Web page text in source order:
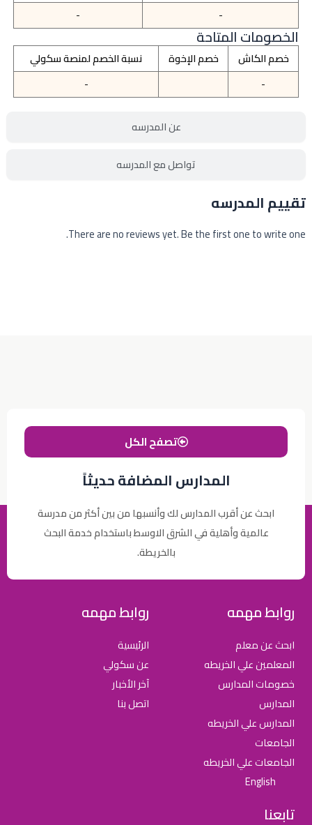
عن المدرسه
تواصل مع المدرسه
-
-
الخصومات المتاحة
خصم الكاش خصم الإخوة
نسبة الخصم لمنصة سكولي
-
-
تقييم المدرسه
There are no reviews yet. Be the first one to write one.
المدارس المضافة حديثاً
ابحث عن أقرب المدارس لك وأنسبها من بين أكثر من مدرسة
عالمية وأهلية في الشرق الاوسط باستخدام خدمة البحث
بالخريطة.
تصفح الكل
روابط مهمه
ابحث عن معلم
المعلمين علي الخريطه
خصومات المدارس
المدارس
المدارس علي الخريطه
الجامعات
الجامعات علي الخريطه
English
روابط مهمه
الرئيسية
عن سكولي
آخر الأخبار
اتصل بنا
تابعنا